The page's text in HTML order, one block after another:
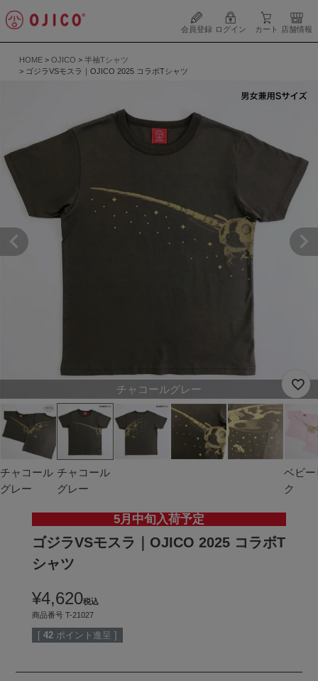
会員登録 ログイン カート 店舗情報
HOME OJICO
半袖Tシャツ
ゴジラVSモスラ｜OJICO 2025 コラボTシャツ
チャコールグレー
チャコール
グレー
チャコール
グレー
ベビ
ク
5月中旬入荷予定
ゴジラVSモスラ｜OJICO 2025 コラボT
シャツ
¥4,620税込
商品番号 T-21027
[ 42 ポイント進呈 ]